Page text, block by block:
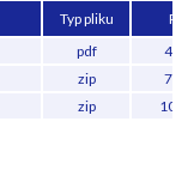
Typ pliku
pdf
zip
zip